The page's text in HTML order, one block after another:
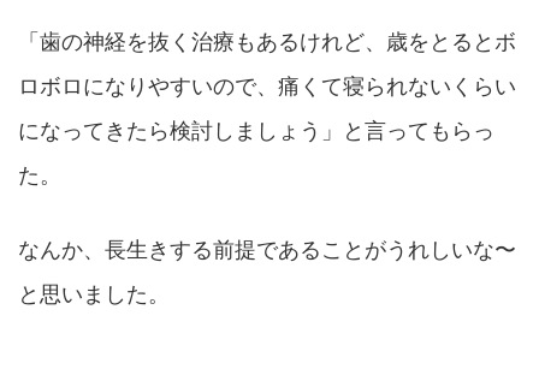
「歯の神経を抜く治療もあるけれど、歳をとるとボ
ロボロになりやすいので、痛くて寝られないくらい
になってきたら検討しましょう」と言ってもらっ
た。
なんか、長生きする前提であることがうれしいな〜
と思いました。